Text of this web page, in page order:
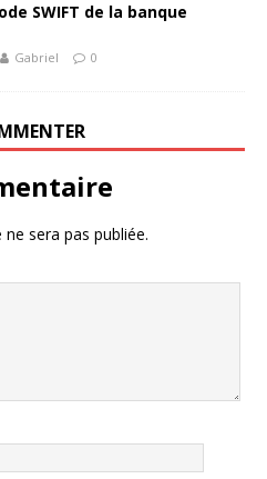
SWIFT de la banque
Gabriel 0
sera pas publiée.